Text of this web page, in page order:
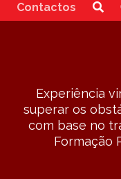
Contactos
Experiência
superar os
com base no
Formação